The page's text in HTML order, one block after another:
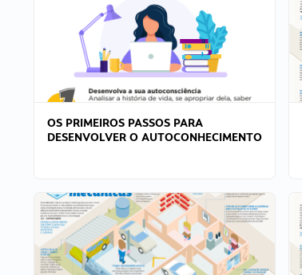
OS PRIMEIROS PASSOS PARA
DESENVOLVER O AUTOCONHECIMENTO